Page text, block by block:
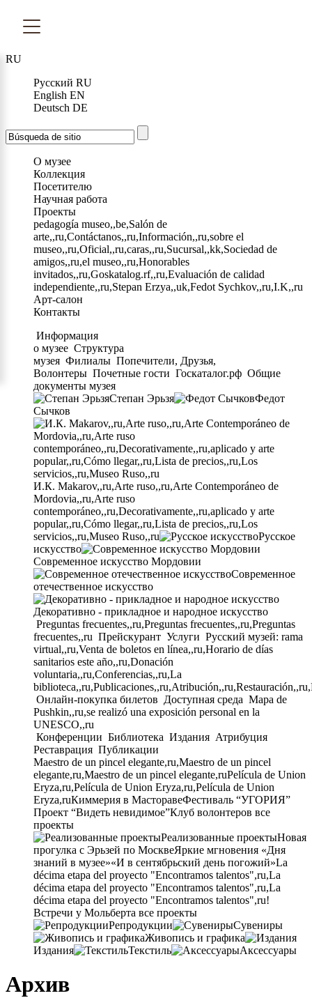
RU
Русский RU
English EN
Deutsch DE
О музее
Коллекция
Посетителю
Научная работа
Проекты
pedagogía museo,,be,Salón de
arte,,ru,Contáctanos,,ru,Información,,ru,sobre el
museo,,ru,Oficial,,ru,caras,,ru,Sucursal,,kk,Sociedad de
amigos,,ru,el museo,,ru,Honorables
invitados,,ru,Goskatalog.rf,,ru,Evaluación de calidad
independiente,,ru,Stepan Erzya,,uk,Fedot Sychkov,,ru,I.K,,ru
Арт-салон
Контакты
Информация
о музее Структура
музея Филиалы Попечители, Друзья,
Волонтеры Почетные гости Госкаталог.рф Общие
документы музея
Степан Эрьзя
Федот
Сычков
И.К. Makarov,,ru,Arte ruso,,ru,Arte Contemporáneo de
Mordovia,,ru,Arte ruso
contemporáneo,,ru,Decorativamente,,ru,aplicado y arte
popular,,ru,Cómo llegar,,ru,Lista de precios,,ru,Los
servicios,,ru,Museo Ruso,,ru
Русское
искусство
Современное искусство Мордовии
Современное
отечественное искусство
Декоративно - прикладное и народное искусство
Preguntas frecuentes,,ru,Preguntas frecuentes,,ru,Preguntas
frecuentes,,ru Прейскурант Услуги Русский музей: rama
virtual,,ru,Venta de boletos en línea,,ru,Horario de días
sanitarios este año,,ru,Donación
voluntaria,,ru,Conferencias,,ru,La
Онлайн-покупка билетов Доступная среда Mapa de
Pushkin,,ru,se realizó una exposición personal en la
UNESCO,,ru
Конференции Библиотека Издания Атрибуция
Реставрация Публикации
Maestro de un pincel elegante,ru,Maestro de un pincel
elegante,ru,Maestro de un pincel elegante,ruPelícula de Union
Eryza,ru,Película de Union Eryza,ru,Película de Union
Eryza,ruКиммерия в МасторавеФестиваль “УГОРИЯ”
Проект “Видеть невидимое”Клуб волонтеров все
проекты
Реализованные проектыНовая
прогулка с Эрьзей по МосквеЯркие мгновения «Дня
знаний в музее»«И в сентябрьский день погожий»La
décima etapa del proyecto "Encontramos talentos",ru,La
décima etapa del proyecto "Encontramos talentos",ru,La
décima etapa del proyecto "Encontramos talentos",ru!
Встречи у Мольберта все проекты
Репродукции
Сувениры
Живопись и графика
Издания
Текстиль Аксессуары
Архив